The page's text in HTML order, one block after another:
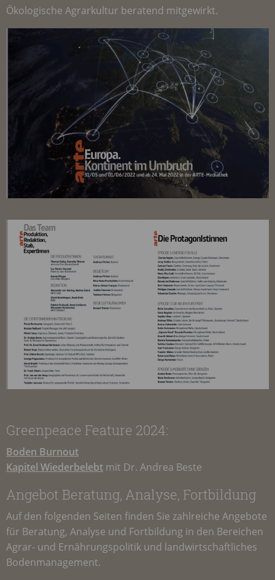
Ökologische Agrarkultur beratend mitgewirkt.
Greenpeace Feature 2024:
Boden Burnout
Kapitel Wiederbelebt mit Dr. Andrea Beste
Angebot Beratung, Analyse, Fortbildung
Auf den folgenden Seiten finden Sie zahlreiche Angebote
für Beratung, Analyse und Fortbildung in den Bereichen
Agrar- und Ernährungspolitik und landwirtschaftliches
Bodenmanagement.